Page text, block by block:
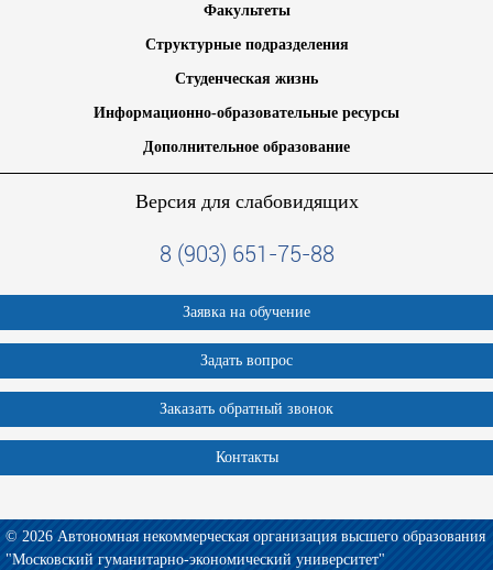
Факультеты
Структурные подразделения
Студенческая жизнь
Информационно-образовательные ресурсы
Дополнительное образование
Версия для слабовидящих
8 (903) 651-75-88
Заявка на обучение
Задать вопрос
Заказать обратный звонок
Контакты
© 2026 Автономная некоммерческая организация высшего образования
"Московский гуманитарно-экономический университет"